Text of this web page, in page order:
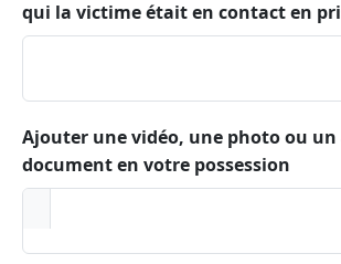
qui la victime était en contact en
Ajouter une vidéo, une photo ou
document en votre possession